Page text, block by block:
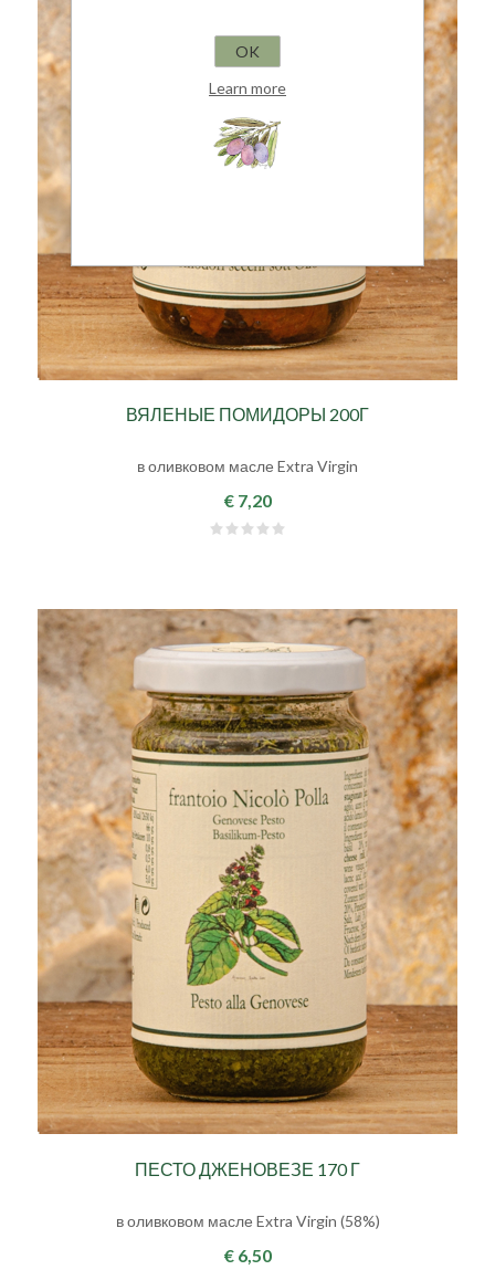
ВЯЛЕНЫЕ ПОМИДОРЫ 200Г
в оливковом масле Extra Virgin
€ 7,20
ПЕСТО ДЖЕНОВЕЗЕ 170 Г
в оливковом масле Extra Virgin (58%)
€ 6,50
OK
Learn more